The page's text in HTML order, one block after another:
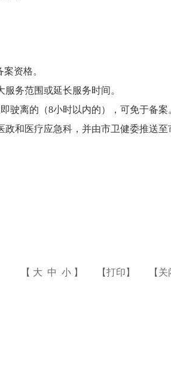
资格。
务范围或延长服务时间。
离的（8小时以内的），可免于备案
和医疗应急科，并由市卫健委推送至
【 大 中 小 】 【打印 】 【 关